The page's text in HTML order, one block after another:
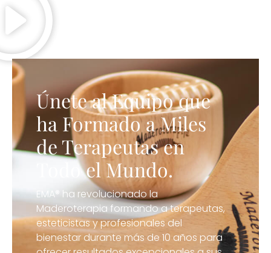
Únete al Equipo que
ha Formado a Miles
de Terapeutas en
Todo el Mundo.
EMA® ha revolucionado la
Maderoterapia formando a terapeutas,
esteticistas y profesionales del
bienestar durante más de 10 años para